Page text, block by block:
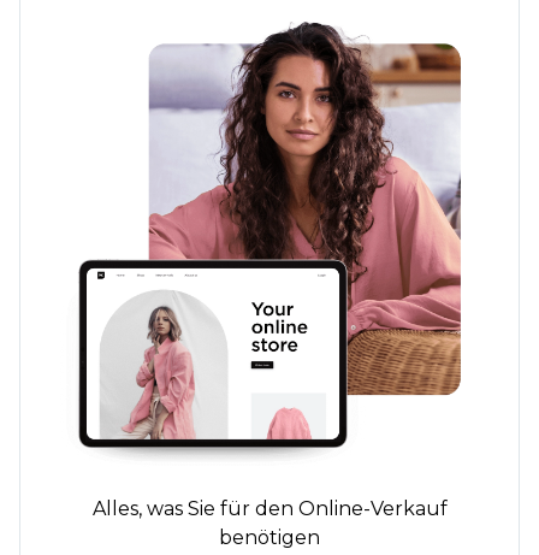
Alles, was Sie für den Online-Verkauf
benötigen